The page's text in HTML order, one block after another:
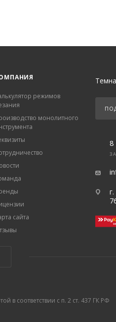
режимов
монолитного
сайта
8
в соответствии с п. 2 ст. 437 ГК РФ